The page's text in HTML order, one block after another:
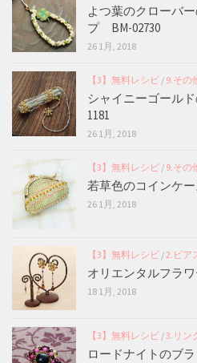
よつ葉のクローバ
プ BM-02730
26 1月, 2018
【3】無料レシピ / 9.その
シャイニーゴール
1181
26 1月, 2018
【3】無料レシピ / 9.その
若草色のコインケー
26 1月, 2018
【3】無料レシピ /2.ピア
オリエンタルフラ
18 1月, 2018
【3】無料レシピ /3.リン
ロードナイトのブ